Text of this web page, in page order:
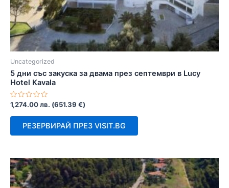
Uncategorized
5 дни със закуска за двама през септември в Lucy
Hotel Kavala
Оценено
с
0
1,274.00лв. (651.39 €)
РЕЗЕРВИРАЙ ПРЕЗ VISIT.BG